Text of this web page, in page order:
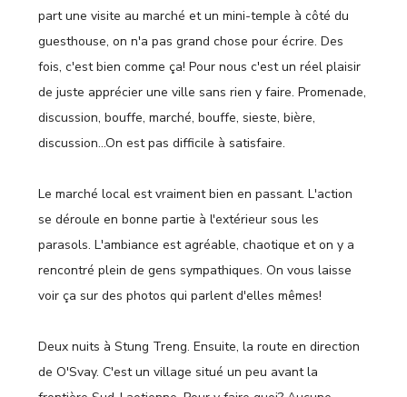
part une visite au marché et un mini-temple à côté du
guesthouse, on n'a pas grand chose pour écrire. Des
fois, c'est bien comme ça! Pour nous c'est un réel plaisir
de juste apprécier une ville sans rien y faire. Promenade,
discussion, bouffe, marché, bouffe, sieste, bière,
discussion…On est pas difficile à satisfaire.
Le marché local est vraiment bien en passant. L'action
se déroule en bonne partie à l'extérieur sous les
parasols. L'ambiance est agréable, chaotique et on y a
rencontré plein de gens sympathiques. On vous laisse
voir ça sur des photos qui parlent d'elles mêmes!
Deux nuits à Stung Treng. Ensuite, la route en direction
de O'Svay. C'est un village situé un peu avant la